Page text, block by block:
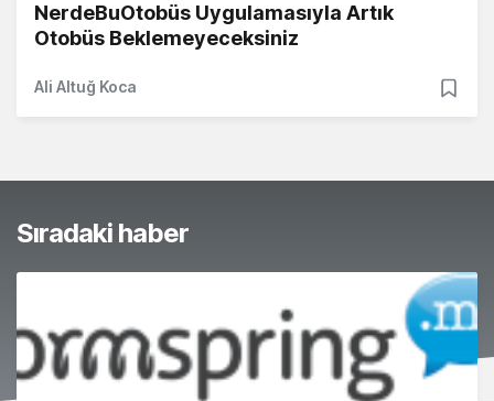
NerdeBuOtobüs Uygulamasıyla Artık
Otobüs Beklemeyeceksiniz
Ali Altuğ Koca
Sıradaki haber